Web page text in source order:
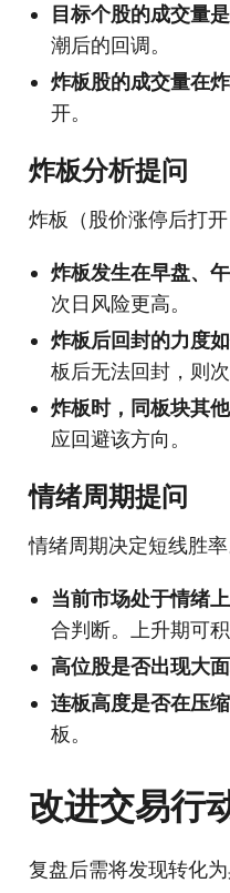
目标个股的成交量
潮后的回调。
炸板股的成交量在
开。
炸板分析提问
炸板（股价涨停后打
炸板发生在早盘、
次日风险更高。
炸板后回封的力度
板后无法回封，则
炸板时，同板块其
应回避该方向。
情绪周期提问
情绪周期决定短线胜
当前市场处于情绪
合判断。上升期可
高位股是否出现大
连板高度是否在压
板。
改进交易行
复盘后需将发现转化